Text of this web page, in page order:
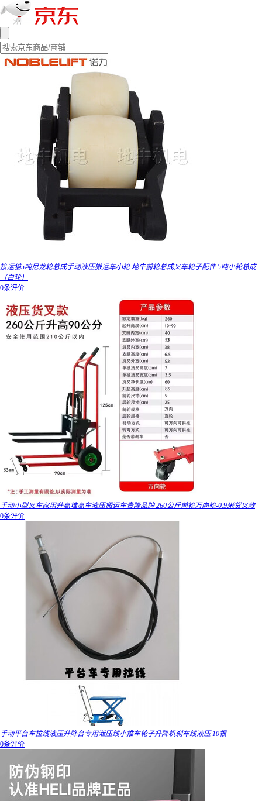
接运猫5吨尼龙轮总成手动液压搬运车小轮 地牛前轮总成叉车轮子配件 5吨小轮总成
（白轮）
0条评价
手动小型叉车家用升高堆高车液压搬运车贵隆品牌 260公斤前轮万向轮-0.9米货叉款
0条评价
手动平台车拉线液压升降台专用泄压线小推车轮子升降机刹车线液压 10根
0条评价